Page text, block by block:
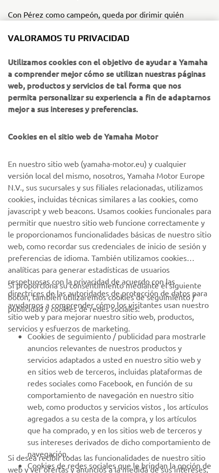
Con Pérez como campeón, queda por dirimir quién
entre Zamorano y Polvillo.
Muy buena puesta en escena también la de los otros
participantes en el programa de base de Yamaha. Jordi
Soler e Izan Pascual siguen dando pasos de gigante en el
mundo de la competición pese a su corta edad.
La carrera final de esta edición 2023 de la Yamaha YZ125
circuito de Alhama de Murcia, lugar en el que
Campeonato de España de 125cc, una categoría en la que
los pilotos cada vez cuentan con una mayor técnica y
calidad en su manejo de este siempre espectacular
deporte.
1/1
CORPORATIVO
PROFESIONALES
MÁS YAMAHA
AYUDA
BOLETÍN DE NOTICIAS
Sé el primero en enterarte de las últimas ofertas, eventos
especiales, novedades
VALORAMOS TU PRIVACIDAD
Utilizamos cookies con el objetivo de ayudar a Yamaha
a comprender mejor cómo se utilizan nuestras páginas
web, productos y servicios de tal forma que nos
permita personalizar su experiencia a fin de adaptarnos
mejor a sus intereses y preferencias.
Cookies en el sitio web de Yamaha Motor
En nuestro sitio web (yamaha-motor.eu) y cualquier
versión local del mismo, nosotros, Yamaha Motor Europe
N.V., sus sucursales y sus filiales relacionadas, utilizamos
cookies, incluidas técnicas similares a las cookies, como
javascript y web beacons. Usamos cookies funcionales para
permitir que nuestro sitio web funcione correctamente y
le proporcionamos funcionalidades básicas de nuestro sitio
web, como recordar sus credenciales de inicio de sesión y
preferencias de idioma. También utilizamos cookies
analíticas para generar estadísticas de usuarios
respetuosas con la privacidad de acuerdo con las
directrices de las autoridades de protección de datos para
ayudarnos a comprender cómo los visitantes usan nuestro
sitio web y para mejorar nuestro sitio web, productos,
servicios y esfuerzos de marketing.
Si proporciona su consentimiento mediante el siguiente
botón, también utilizaremos cookies de seguimiento /
publicidad y cookies de redes sociales:
Cookies de seguimiento / publicidad para mostrarle
anuncios relevantes de nuestros productos y
servicios adaptados a usted en nuestro sitio web y
en sitios web de terceros, incluidas plataformas de
redes sociales como Facebook, en función de su
comportamiento de navegación en nuestro sitio
web, como productos y servicios vistos , los artículos
agregados a su cesta de la compra, y los artículos
que ha comprado, y en los sitios web de terceros y
sus intereses derivados de dicho comportamiento de
navegación.
Cookies de redes sociales que le brindan la opción de
Si desea recibir todas las funcionalidades de nuestro sitio
web y ver ofertas y anuncios a la medida de sus intereses,